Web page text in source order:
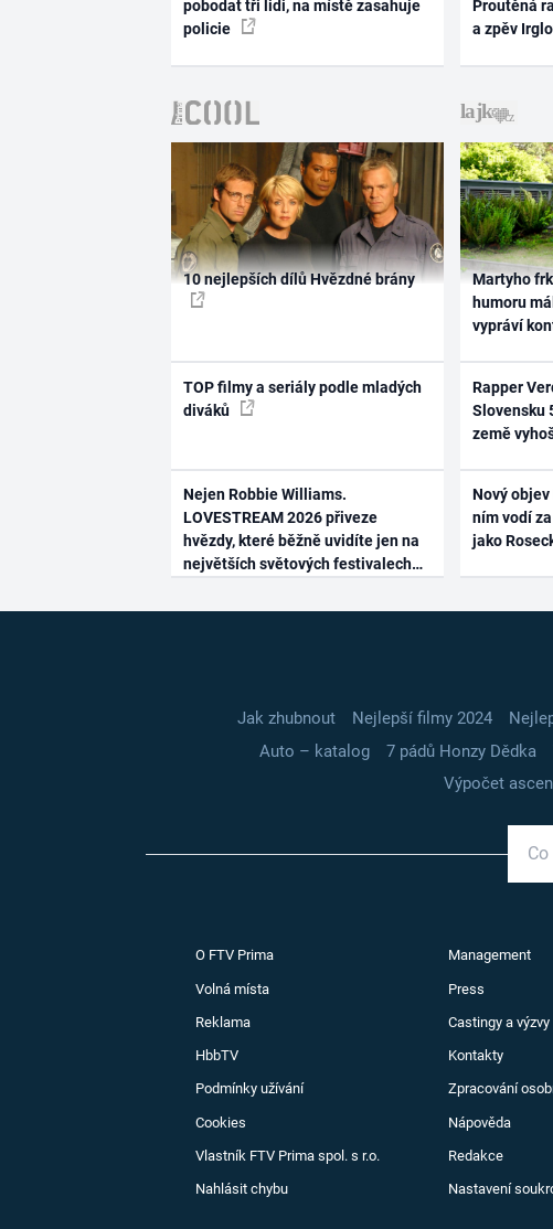
pobodat tři lidi, na místě zasahuje
policie
Proutěná
a zpěv
10 nejlepších dílů Hvězdné brány
TOP filmy a seriály podle mladých
diváků
Nejen Robbie Williams.
LOVESTREAM 2026 přiveze
hvězdy, které běžně uvidíte jen na
největších světových festivalech
Martyho
humoru
vypráví
Rapper
Slovensku
země
Nový objev
ním vodí
jako
Jak zhubnout Nejlepší filmy 2024
Auto – katalog
7 pádů Honzy Dědka
Výpočet
O FTV Prima Management
Volná místa Press
Reklama Castingy a výzvy
HbbTV Kontakty
Podmínky užívání Zpracování
Cookies Nápověda
Vlastník FTV Prima spol. s r.o. Redakce
Nahlásit chybu Nastavení